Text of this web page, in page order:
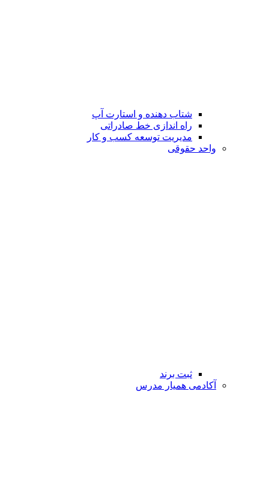
شتاب دهنده و استارت آپ
راه اندازی خط صادراتی
مدیریت توسعه کسب و کار
واحد حقوقی
ثبت برند
آکادمی همیار مدرس